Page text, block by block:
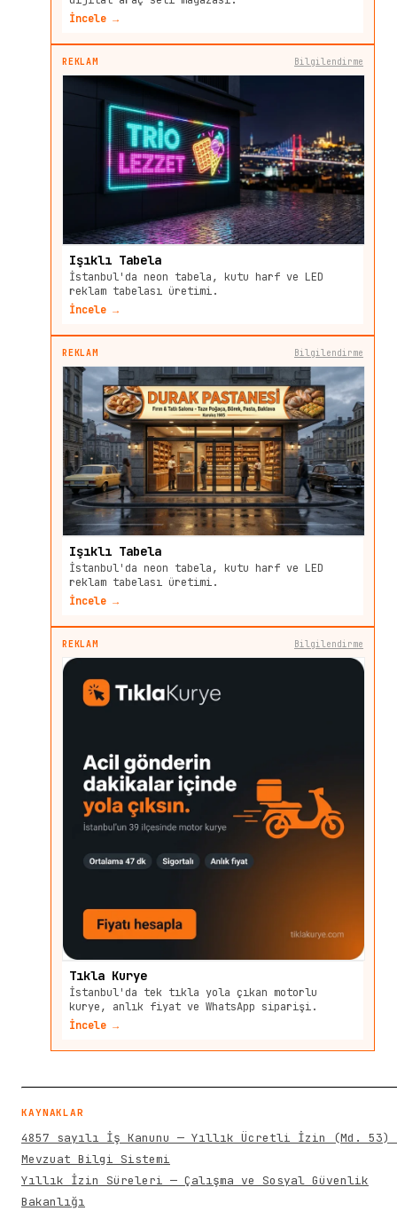
İncele →
REKLAM Bilgilendirme
Işıklı Tabela
İstanbul'da neon tabela, kutu harf ve LED
reklam tabelası üretimi.
İncele →
REKLAM Bilgilendirme
Işıklı Tabela
İstanbul'da neon tabela, kutu harf ve LED
reklam tabelası üretimi.
İncele →
REKLAM Bilgilendirme
Tıkla Kurye
İstanbul'da tek tıkla yola çıkan motorlu
kurye, anlık fiyat ve WhatsApp siparişi.
İncele →
KAYNAKLAR
4857 sayılı İş Kanunu — Yıllık Ücretli İzin (Md. 53)
Mevzuat Bilgi Sistemi
Yıllık İzin Süreleri — Çalışma ve Sosyal Güvenlik
Bakanlığı